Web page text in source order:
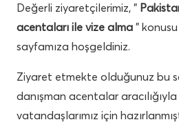
Değerli ziyaretçilerimiz, ”
acentaları ile vize alma ”
sayfamıza hoşgeldiniz.
Ziyaret etmekte olduğunuz bu
danışman acentalar
vatandaşlarımız için